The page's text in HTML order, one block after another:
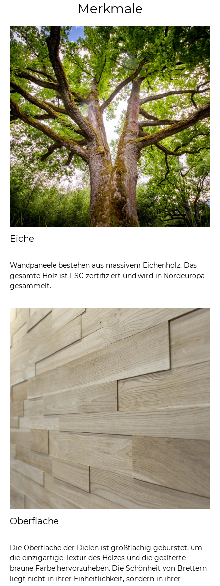
Merkmale
Eiche
Wandpaneele bestehen aus massivem Eichenholz. Das
gesamte Holz ist FSC-zertifiziert und wird in Nordeuropa
gesammelt.
Oberfläche
Die Oberfläche der Dielen ist großflächig gebürstet, um
die einzigartige Textur des Holzes und die gealterte
braune Farbe hervorzuheben. Die Schönheit von Brettern
liegt nicht in ihrer Einheitlichkeit, sondern in ihrer